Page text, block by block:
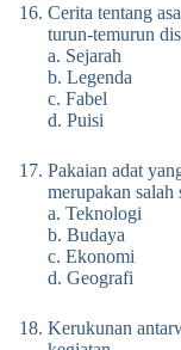
Cerita tentang
turun-temurun
a. Sejarah
b. Legenda
c. Fabel
d. Puisi
Pakaian adat
merupakan
a. Teknologi
b. Budaya
c. Ekonomi
d. Geografi
Kerukunan